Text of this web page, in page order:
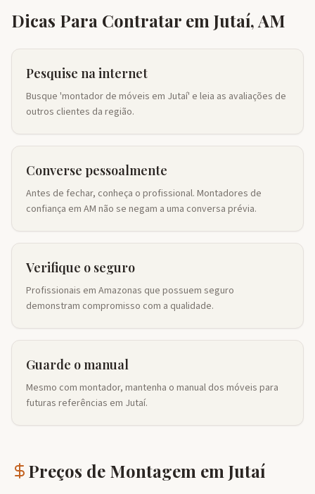
Dicas Para Contratar em Jutaí,AM
Pesquise na internet
Busque 'montador de móveis em Jutaí' e leia as avaliações de
outros clientes da região.
Converse pessoalmente
Antes de fechar, conheça o profissional. Montadores de
confiança em AM não se negam a uma conversa prévia.
Verifique o seguro
Profissionais em Amazonas que possuem seguro
demonstram compromisso com a qualidade.
Guarde o manual
Mesmo com montador, mantenha o manual dos móveis para
futuras referências em Jutaí.
Preços de Montagem em Jutaí